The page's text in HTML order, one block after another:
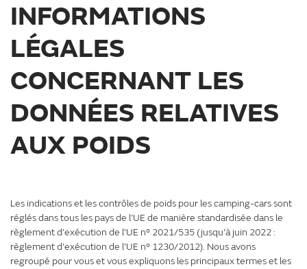
INFORMATIONS
LÉGALES
CONCERNANT LES
DONNÉES RELATIVES
AUX POIDS
Les indications et les contrôles de poids pour les camping-cars sont
réglés dans tous les pays de l’UE de manière standardisée dans le
règlement d’exécution de l’UE n° 2021/535 (jusqu’à juin 2022 :
règlement d’exécution de l’UE n° 1230/2012). Nous avons
regroupé pour vous et vous expliquons les principaux termes et les